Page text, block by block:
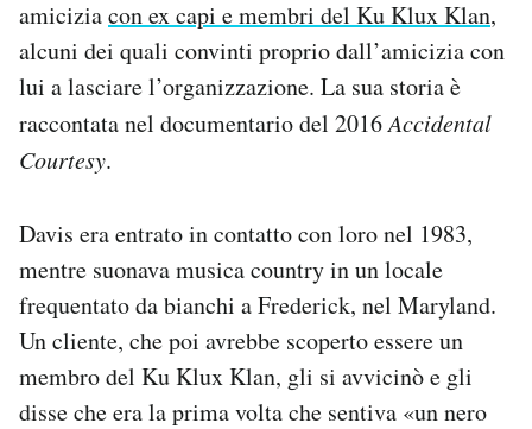
amiciziacon ex capi e membri del Ku Klux Klan,
alcuni dei quali convinti proprio dall’amicizia con
lui a lasciare l’organizzazione. La sua storia è
raccontata nel documentario del 2016Accidental
Courtesy.
Davis era entrato in contatto con loro nel 1983,
mentre suonava musica country in un locale
frequentato da bianchi a Frederick, nel Maryland.
Un cliente, che poi avrebbe scoperto essere un
membro del Ku Klux Klan, gli si avvicinò e gli
disse che era la prima volta che sentiva «un nero